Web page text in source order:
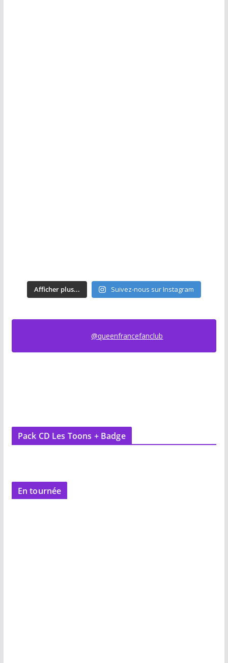
Afficher plus... Suivez-nous sur Instagram
@queenfrancefanclub
Pack CD Les Toons + Badge
En tournée